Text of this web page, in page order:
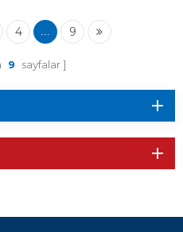
4 ... 9
9 sayfalar